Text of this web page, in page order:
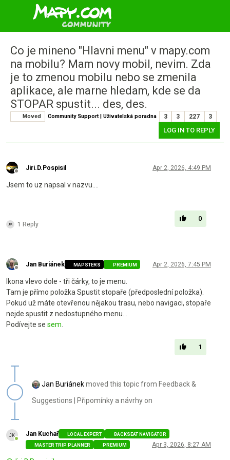
Co je mineno "Hlavni menu" v mapy.com
na mobilu? Mam novy mobil, nevim. Zda
je to zmenou mobilu nebo se zmenila
aplikace, ale marne hledam, kde se da
STOPAR spustit... des, des.
Moved Community Support | Uživatelská poradna 3 3 227 3
LOG IN TO REPLY
Jiri.D.Pospisil Apr 2, 2026, 4:49 PM
Jsem to uz napsal v nazvu....
1 Reply
0
Jan Buriánek MAPSTERS PREMIUM Apr 2, 2026, 7:45 PM
Ikona vlevo dole - tři čárky, to je menu.
Tam je přímo položka Spustit stopaře (předposlední položka).
Pokud už máte otevřenou nějakou trasu, nebo navigaci, stopaře
nejde spustit z nedostupného menu...
Podívejte se sem
1
Jan Buriánekmoved this topic from Feedback &
Suggestions | Připomínky a návrhy on
Online
Jan Kuchař LOCAL EXPERT
BACKSEAT NAVIGATOR
MASTER TRIP PLANNER
PREMIUM Apr 3, 2026, 8:27 AM